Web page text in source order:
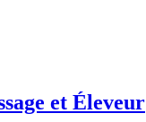
et Éleveur